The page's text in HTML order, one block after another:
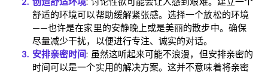
Home
Blog
舒适的环境可以帮助缓解紧张感。选择一个放松的环境
——也许是在家里的安静晚上或是美丽的散步中。确保
尽量减少干扰，以便进行专注、诚实的对话。
安排亲密时间: 虽然这听起来可能不浪漫，但安排亲密的
时间可以是一个实用的解决方案。这并不意味着将亲密